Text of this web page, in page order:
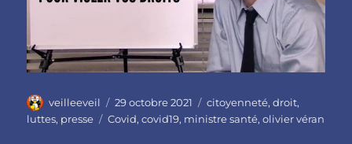
Auteur
veilleeveil
Publié
le
29 octobre 2021 Catégories
citoyenneté,droit,
luttes, presse Étiquettes
Covid,covid19, ministre santé,olivier véran